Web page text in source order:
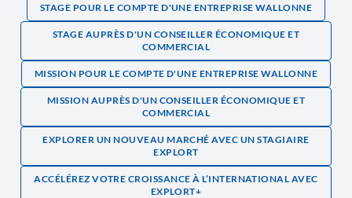
STAGE POUR LE COMPTE D'UNE ENTREPRISE WALLONNE
STAGE AUPRÈS D'UN CONSEILLER ÉCONOMIQUE ET
COMMERCIAL
MISSION POUR LE COMPTE D'UNE ENTREPRISE WALLONNE
MISSION AUPRÈS D'UN CONSEILLER ÉCONOMIQUE ET
COMMERCIAL
EXPLORER UN NOUVEAU MARCHÉ AVEC UN STAGIAIRE
EXPLORT
ACCÉLÉREZ VOTRE CROISSANCE À L’INTERNATIONAL AVEC
EXPLORT+